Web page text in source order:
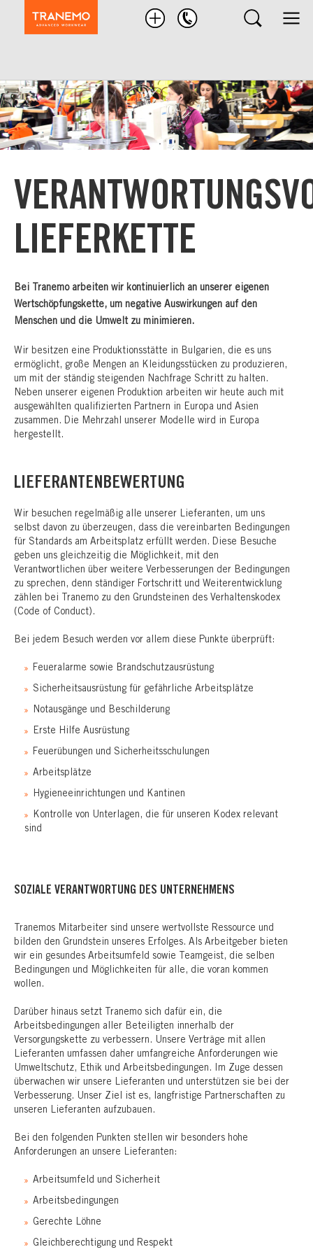
Produkten
LIEFERKETTE
Bei Tranemo arbeiten wir kontinuierlich an unserer eigenen
Wertschöpfungskette, um negative Auswirkungen auf den
Menschen und die Umwelt zu minimieren.
Wir besitzen eine Produktionsstätte in Bulgarien, die es uns
ermöglicht, große Mengen an Kleidungsstücken zu produzieren,
um mit der ständig steigenden Nachfrage Schritt zu halten.
Neben unserer eigenen Produktion arbeiten wir heute auch mit
ausgewählten qualifizierten Partnern in Europa und Asien
zusammen. Die Mehrzahl unserer Modelle wird in Europa
hergestellt.
LIEFERANTENBEWERTUNG
Wir besuchen regelmäßig alle unserer Lieferanten, um uns
selbst davon zu überzeugen, dass die vereinbarten Bedingungen
für Standards am Arbeitsplatz erfüllt werden. Diese Besuche
geben uns gleichzeitig die Möglichkeit, mit den
Verantwortlichen über weitere Verbesserungen der Bedingungen
zu sprechen, denn ständiger Fortschritt und Weiterentwicklung
zählen bei Tranemo zu den Grundsteinen des Verhaltenskodex
(Code of Conduct).
Bei jedem Besuch werden vor allem diese Punkte überprüft:
Feueralarme sowie Brandschutzausrüstung
Sicherheitsausrüstung für gefährliche Arbeitsplätze
Notausgänge und Beschilderung
Erste Hilfe Ausrüstung
Feuerübungen und Sicherheitsschulungen
Arbeitsplätze
Hygieneeinrichtungen und Kantinen
Kontrolle von Unterlagen, die für unseren Kodex relevant
sind
SOZIALE VERANTWORTUNG DES UNTERNEHMENS
Tranemos Mitarbeiter sind unsere wertvollste Ressource und
bilden den Grundstein unseres Erfolges. Als Arbeitgeber bieten
wir ein gesundes Arbeitsumfeld sowie Teamgeist, die selben
Bedingungen und Möglichkeiten für alle, die voran kommen
wollen.
Darüber hinaus setzt Tranemo sich dafür ein, die
Arbeitsbedingungen aller Beteiligten innerhalb der
Versorgungskette zu verbessern. Unsere Verträge mit allen
Lieferanten umfassen daher umfangreiche Anforderungen wie
Umweltschutz, Ethik und Arbeitsbedingungen. Im Zuge dessen
überwachen wir unsere Lieferanten und unterstützen sie bei der
Verbesserung. Unser Ziel ist es, langfristige Partnerschaften zu
unseren Lieferanten aufzubauen.
Bei den folgenden Punkten stellen wir besonders hohe
Anforderungen an unsere Lieferanten:
Arbeitsumfeld und Sicherheit
Arbeitsbedingungen
Gerechte Löhne
Gleichberechtigung und Respekt